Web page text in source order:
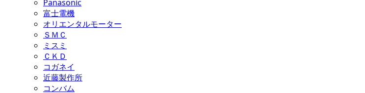
Panasonic
富士電機
オリエンタルモーター
ＳＭＣ
ミスミ
ＣＫＤ
コガネイ
近藤製作所
コンバム